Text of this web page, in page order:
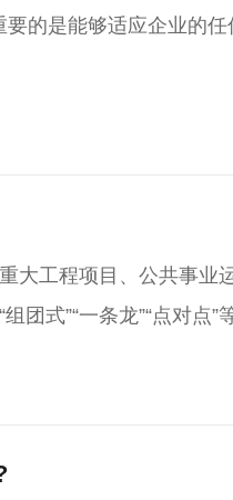
的是能够适应企业的
大工程项目、公共事业
团式”“一条龙”“点对点”